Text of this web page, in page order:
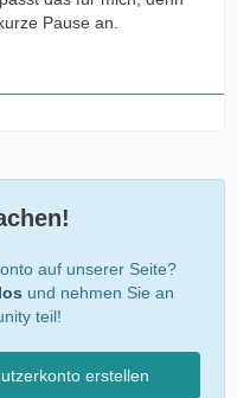
Pause an.
auf unserer Seite?
und nehmen Sie an
teil!
erstellen